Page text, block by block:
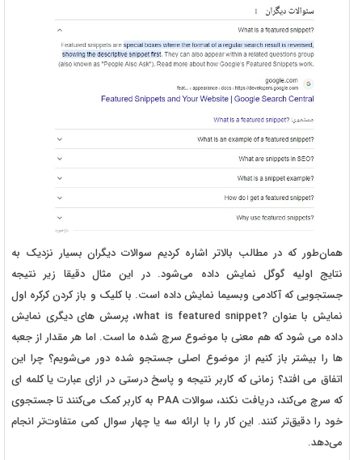
همان‌طور که در مطالب بالاتر اشاره کردیم سوالات دیگران بسیار نزدیک به
نتایج اولیه گوگل نمایش داده می‌شود. در این مثال دقیقا زیر نتیجه
جستجویی که آکادمی وبسیما نمایش داده است. با کلیک و باز کردن کرکره اول
نمایش با عنوان ?what is featured snippet، پرسش های دیگری نمایش
داده می شود که هم معنی با موضوع سرچ شده ما است. اما هر مقدار از جعبه
ها را بیشتر باز کنیم از موضوع اصلی جستجو شده دور می‌شویم؟ چرا این
اتفاق می افتد؟ زمانی که کاربر نتیجه و پاسخ درستی در ازای عبارت یا کلمه ای
که سرچ می‌کند، دریافت نکند، سوالات PAA به کاربر کمک می‌کنند تا جستجوی
خود را دقیق‌تر کنند. این کار را با ارائه سه یا چهار سوال کمی متفاوت‌تر انجام
می‌دهد.